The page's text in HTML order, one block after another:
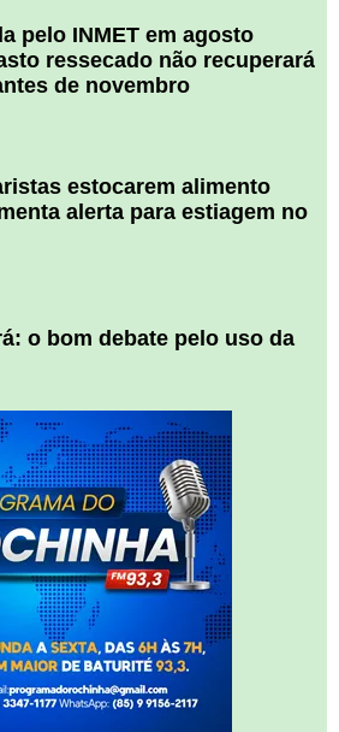
pelo INMET em agosto
ressecado não recuperará
de novembro
estocarem alimento
alerta para estiagem no
o bom debate pelo uso da